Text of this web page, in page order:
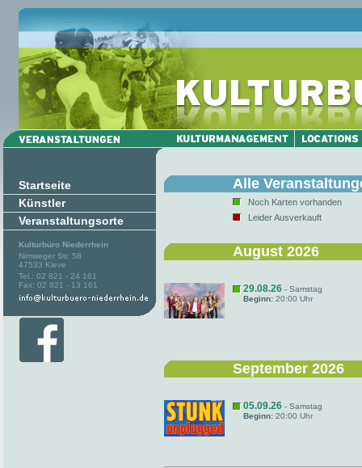
Startseite
Künstler
Veranstaltungsorte
Kulturbüro Niederrhein
Nimweger Str. 58
47533 Kleve
Tel.: 02 821 - 24 161
Fax: 02 821 - 13 161
Alle
Noch Karten vorhanden
Leider Ausverkauft
August 2026
29.08.26 - Samstag
Beginn: 20:00 Uhr
September 2026
05.09.26 - Samstag
Beginn: 20:00 Uhr